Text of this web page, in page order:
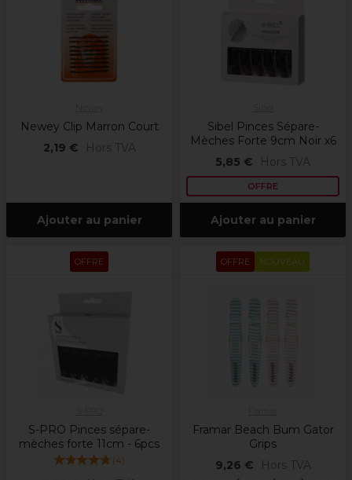
Newey Clip Marron Court
2,19 €
Hors TVA
Ajouter au panier
Sibel Pinces Sépare-
Mèches Forte 9cm Noir x6
5,85 €
Hors TVA
OFFRE
Ajouter au panier
OFFRE
S-PRO Pinces sépare-
mèches forte 11cm - 6pcs
(4)
OFFRE NOUVEAU
Framar Beach Bum Gator
Grips
9,26 €
Hors TVA